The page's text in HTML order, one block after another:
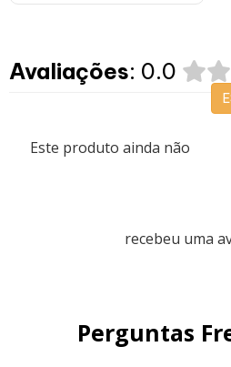
Avaliações: 0.0
Este produto ainda não
recebeu uma
Perguntas